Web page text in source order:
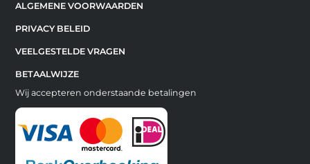
ALGEMENE VOORWAARDEN
PRIVACY BELEID
VEELGESTELDE VRAGEN
BETAALWIJZE
Wij accepteren onderstaande betalingen